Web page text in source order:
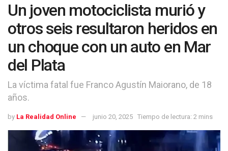
Un joven motociclista murió y
otros seis resultaron heridos en
un choque con un auto en Mar
del Plata
La víctima fatal fue Franco Agustín Maiorano, de 18
años.
by La Realidad Online junio 20, 2025 Tiempo de lectura: 2 mins